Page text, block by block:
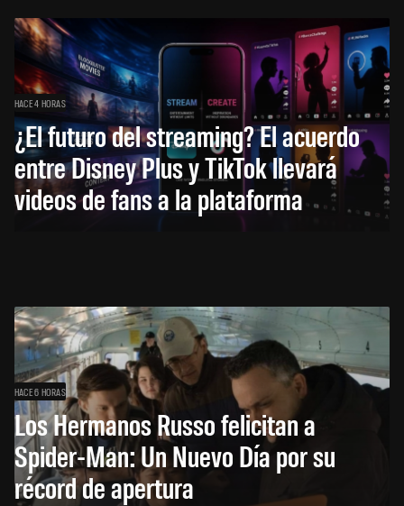
HACE 4 HORAS
¿El futuro del streaming? El acuerdo
entre Disney Plus y TikTok llevará
videos de fans a la plataforma
HACE 6 HORAS
Los Hermanos Russo felicitan a
Spider-Man: Un Nuevo Día por su
récord de apertura